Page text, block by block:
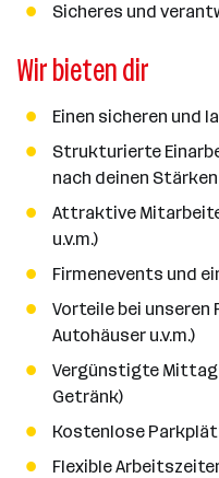
Sicheres und
Wir bieten dir
Einen sicheren und
Strukturierte
nach deinen Stärken
Attraktive
u.v.m.)
Firmenevents und
Vorteile bei
Autohäuser u.v.m.)
Vergünstigte
Getränk)
Kostenlose
Flexible